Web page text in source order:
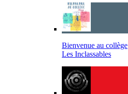
Bienvenue au collège
Les Inclassables